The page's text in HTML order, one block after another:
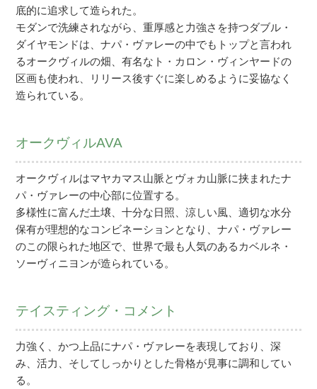
底的に追求して造られた。
モダンで洗練されながら、重厚感と力強さを持つダブル・
ダイヤモンドは、ナパ・ヴァレーの中でもトップと言われ
るオークヴィルの畑、有名なト・カロン・ヴィンヤードの
区画も使われ、リリース後すぐに楽しめるように妥協なく
造られている。
オークヴィルAVA
オークヴィルはマヤカマス山脈とヴォカ山脈に挟まれたナ
パ・ヴァレーの中心部に位置する。
多様性に富んだ土壌、十分な日照、涼しい風、適切な水分
保有が理想的なコンビネーションとなり、ナパ・ヴァレー
のこの限られた地区で、世界で最も人気のあるカベルネ・
ソーヴィニヨンが造られている。
テイスティング・コメント
力強く、かつ上品にナパ・ヴァレーを表現しており、深
み、活力、そしてしっかりとした骨格が見事に調和してい
る。